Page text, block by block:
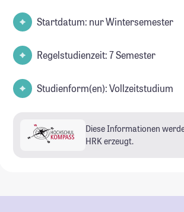
Startdatum: nur Wintersemester
Regelstudienzeit: 7 Semester
Studienform(en): Vollzeitstudium
Diese Informationen
HRK erzeugt.